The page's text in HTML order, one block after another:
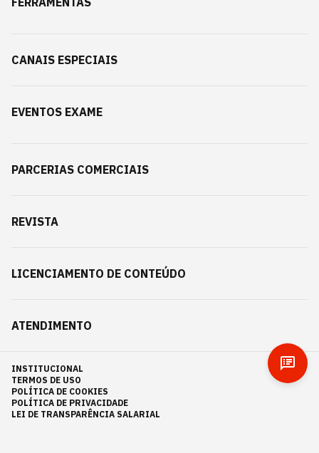
CANAIS ESPECIAIS
EVENTOS EXAME
PARCERIAS COMERCIAIS
REVISTA
LICENCIAMENTO DE CONTEÚDO
ATENDIMENTO
INSTITUCIONAL
TERMOS DE USO
POLÍTICA DE COOKIES
POLÍTICA DE PRIVACIDADE
LEI DE TRANSPARÊNCIA SALARIAL